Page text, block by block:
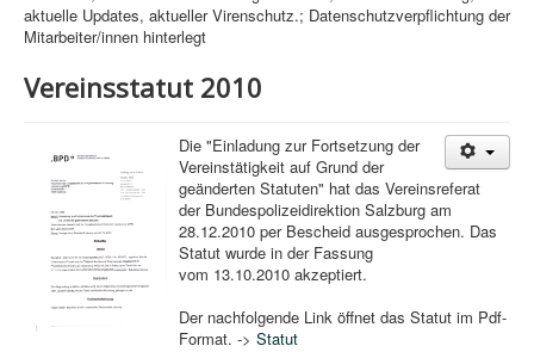
aktuelle Updates, aktueller Virenschutz.; Datenschutzverpflichtung der
Mitarbeiter/innen hinterlegt
Vereinsstatut 2010
Die "Einladung zur Fortsetzung der
Vereinstätigkeit auf Grund der
geänderten Statuten" hat das Vereinsreferat
der Bundespolizeidirektion Salzburg am
28.12.2010 per Bescheid ausgesprochen. Das
Statut wurde in der Fassung
vom 13.10.2010 akzeptiert.
Der nachfolgende Link öffnet das Statut im Pdf-
Format. -> Statut